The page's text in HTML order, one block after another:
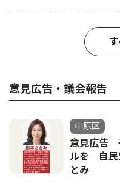
意見広告・議会報告
中原区
意見広告
ルを 自民
とみ